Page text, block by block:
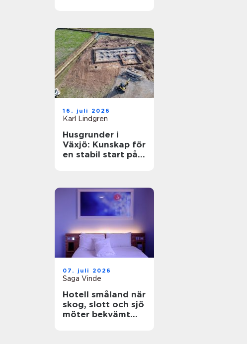
16. juli 2026
Karl Lindgren
Husgrunder i
Växjö: Kunskap för
en stabil start på
07. juli 2026
Saga Vinde
Hotell småland när
skog, slott och sjö
möter bekvämt